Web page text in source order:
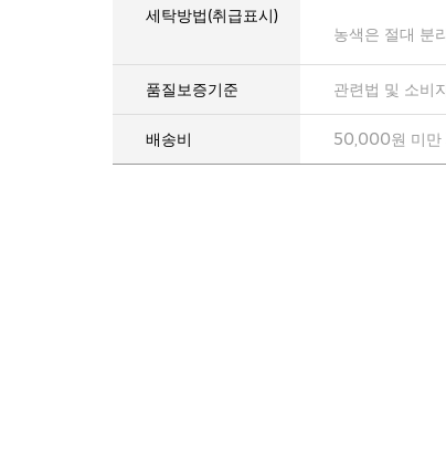
세탁방법(취급표시)
농색은 절대 분
품질보증기준 관련법 및 소비
배송비 50,000원 미만